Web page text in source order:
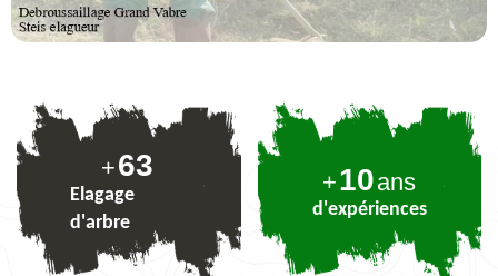
+78
Elagage
d'arbre
+10ans
d'expériences